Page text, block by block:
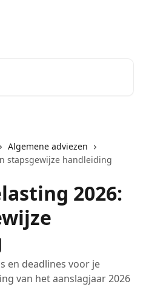
Algemene adviezen
stapsgewijze handleiding
2026:
en deadlines voor je
van het aanslagjaar 2026